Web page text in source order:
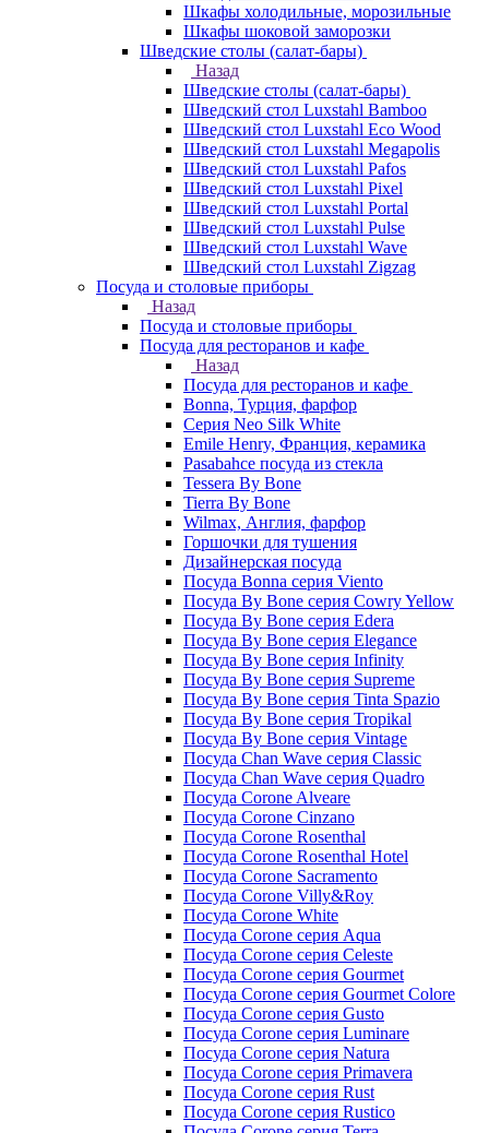
Шкафы холодильные, морозильные
Шкафы шоковой заморозки
Шведские столы (салат-бары)
Назад
Шведские столы (салат-бары)
Шведский стол Luxstahl Bamboo
Шведский стол Luxstahl Eco Wood
Шведский стол Luxstahl Megapolis
Шведский стол Luxstahl Pafos
Шведский стол Luxstahl Pixel
Шведский стол Luxstahl Portal
Шведский стол Luxstahl Pulse
Шведский стол Luxstahl Wave
Шведский стол Luxstahl Zigzag
Посуда и столовые приборы
Назад
Посуда и столовые приборы
Посуда для ресторанов и кафе
Назад
Посуда для ресторанов и кафе
Bonna, Турция, фарфор
Cерия Neo Silk White
Emile Henry, Франция, керамика
Pasabahce посуда из стекла
Tessera By Bone
Tierra By Bone
Wilmax, Англия, фарфор
Горшочки для тушения
Дизайнерская посуда
Посуда Bonna серия Viento
Посуда By Bone серия Cowry Yellow
Посуда By Bone серия Edera
Посуда By Bone серия Elegance
Посуда By Bone серия Infinity
Посуда By Bone серия Supreme
Посуда By Bone серия Tinta Spazio
Посуда By Bone серия Tropikal
Посуда By Bone серия Vintage
Посуда Chan Wave серия Classic
Посуда Chan Wave серия Quadro
Посуда Corone Alveare
Посуда Corone Cinzano
Посуда Corone Rosenthal
Посуда Corone Rosenthal Hotel
Посуда Corone Sacramento
Посуда Corone Villy&Roy
Посуда Corone White
Посуда Corone серия Aqua
Посуда Corone серия Celeste
Посуда Corone серия Gourmet
Посуда Corone серия Gourmet Colore
Посуда Corone серия Gusto
Посуда Corone серия Luminare
Посуда Corone серия Natura
Посуда Corone серия Primavera
Посуда Corone серия Rust
Посуда Corone серия Rustico